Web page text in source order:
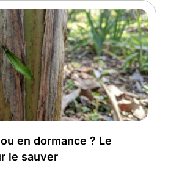
en dormance ? Le
le sauver